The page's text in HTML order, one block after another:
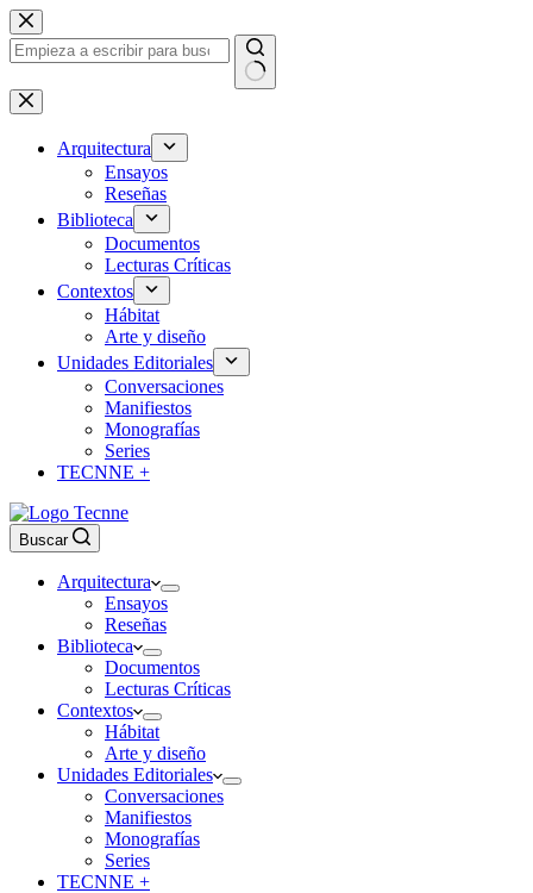
Saltar
al
contenido
Sin
resultados
Arquitectura
Ensayos
Reseñas
Biblioteca
Documentos
Lecturas Críticas
Contextos
Hábitat
Arte y diseño
Unidades Editoriales
Conversaciones
Manifiestos
Monografías
Series
TECNNE +
Buscar
Arquitectura
Ensayos
Reseñas
Biblioteca
Documentos
Lecturas Críticas
Contextos
Hábitat
Arte y diseño
Unidades Editoriales
Conversaciones
Manifiestos
Monografías
Series
TECNNE +